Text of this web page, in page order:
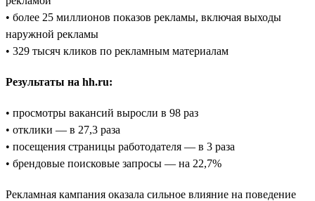
• более 25 миллионов показов рекламы, включая выходы
наружной рекламы
• 329 тысяч кликов по рекламным материалам
Результаты на hh.ru:
• просмотры вакансий выросли в 98 раз
• отклики — в 27,3 раза
• посещения страницы работодателя — в 3 раза
• брендовые поисковые запросы — на 22,7%
Рекламная кампания оказала сильное влияние на поведение